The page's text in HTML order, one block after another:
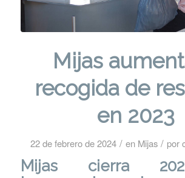
Mijas
recogida de
en 2023
22 de febrero de 2024 / en Mijas / por
Mijas cierra